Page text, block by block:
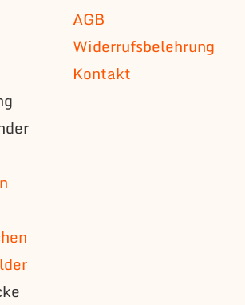
AGB
Widerrufsbelehrung
Kontakt